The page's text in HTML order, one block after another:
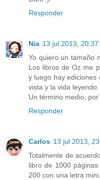
Responder
Nia 13 jul 2013,
Yo quiero un tamaño
Los libros de Oz me
y luego hay ediciones
vista y la vida leyendo.
Un término medio, por
Responder
Carlos 13 jul 2013,
Totalmente de
libro de 1000
200 con una letra